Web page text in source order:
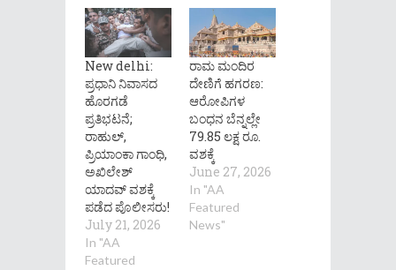
New delhi:
ಪ್ರಧಾನಿ ನಿವಾಸದ
ಹೊರಗಡೆ
ಪ್ರತಿಭಟನೆ;
ರಾಹುಲ್,
ಪ್ರಿಯಾಂಕಾ ಗಾಂಧಿ,
ಅಖಿಲೇಶ್
ಯಾದವ್ ವಶಕ್ಕೆ
ಪಡೆದ ಪೊಲೀಸರು!
July 21, 2026
In "AA
Featured
ರಾಮ ಮಂದಿರ
ದೇಣಿಗೆ ಹಗರಣ:
ಆರೋಪಿಗಳ
ಬಂಧನ ಬೆನ್ನಲ್ಲೇ
79.85 ಲಕ್ಷ ರೂ.
ವಶಕ್ಕೆ
June 27, 2026
In "AA
Featured
News"